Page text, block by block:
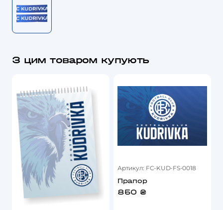
З цим товаром купують
Артикул: FC-KUD-FS-0018
Прапор
850 ₴
Цей
товар
має
кілька
варіантів.
можна
вибрати
на